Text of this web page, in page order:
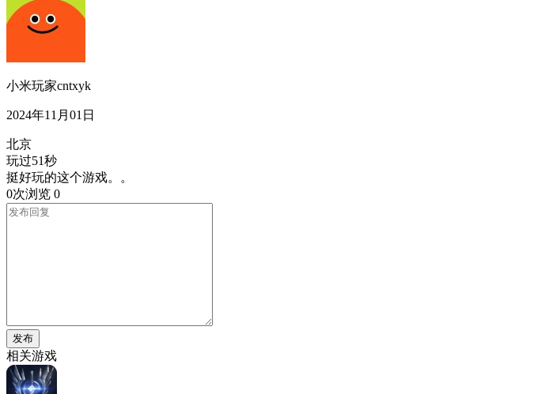
小米玩家cntxyk
2024年11月01日
北京
玩过51秒
挺好玩的这个游戏。。
0次浏览 0
发布
相关游戏